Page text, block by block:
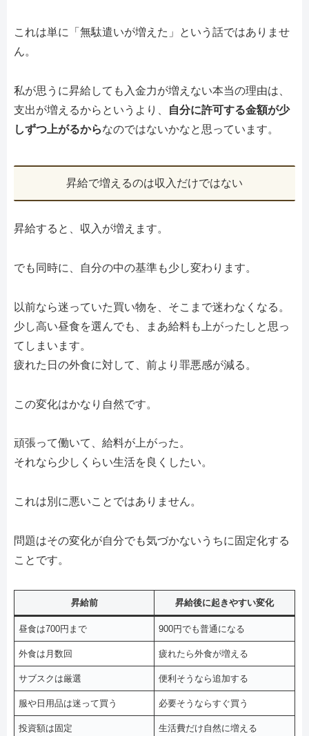
これは単に「無駄遣いが増えた」という話ではありませ
ん。
私が思うに昇給しても入金力が増えない本当の理由は、
支出が増えるからというより、
自分に許可する金額が少
しずつ上がるからなのではないかなと思っています。
昇給で増えるのは収入だけではない
昇給すると、収入が増えます。
でも同時に、自分の中の基準も少し変わります。
以前なら迷っていた買い物を、そこまで迷わなくなる。
少し高い昼食を選んでも、まあ給料も上がったしと思っ
てしまいます。
疲れた日の外食に対して、前より罪悪感が減る。
この変化はかなり自然です。
頑張って働いて、給料が上がった。
それなら少しくらい生活を良くしたい。
これは別に悪いことではありません。
問題はその変化が自分でも気づかないうちに固定化する
ことです。
昇給前 昇給後に起きやすい変化
昼食は700円まで 900円でも普通になる
外食は月数回 疲れたら外食が増える
サブスクは厳選 便利そうなら追加する
服や日用品は迷って買う 必要そうならすぐ買う
投資額は固定 生活費だけ自然に増える